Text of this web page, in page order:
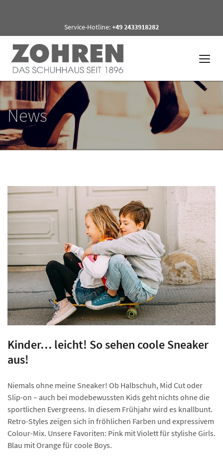
Service-Hotline:+49 2433918282
News
Kinder… leicht! So sehen coole Sneaker
aus!
Niemals ohne meine Sneaker! Ob Halbschuh, Mid Cut oder
Slip-on – auch bei modebewussten Kids geht nichts ohne die
sportlichen Evergreens. In diesem Frühjahr wird es knallbunt.
Retro-Styles zeigen sich in fröhlichen Farben und expressivem
Colour-Mix. Unsere Favoriten: Pink mit Violett für stylishe Girls.
Blau mit Orange für coole Boys.